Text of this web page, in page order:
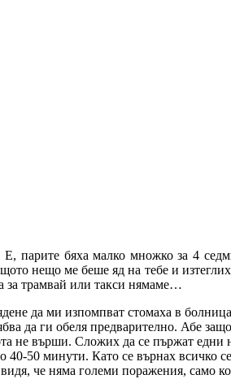
парите бяха малко множко за 4
нещо ме беше яд на тебе и
за трамвай или такси нямаме…
да ми изпомпват стомаха в
да ги обеля предварително. Абе
не върши. Сложих да се пържат
50 минути. Като се върнах всичко
че няма големи поражения, само